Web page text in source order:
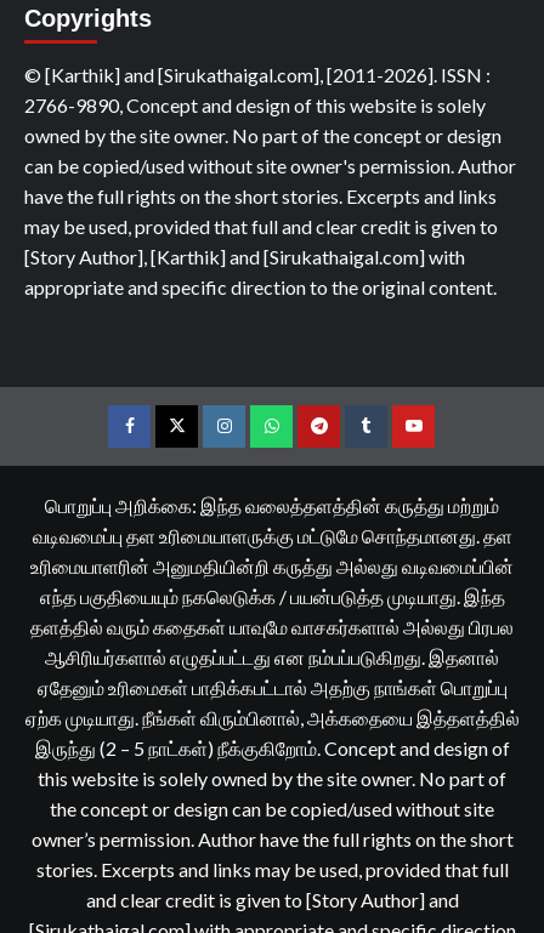
Copyrights
© [Karthik] and [Sirukathaigal.com], [2011-2026]. ISSN :
2766-9890, Concept and design of this website is solely
owned by the site owner. No part of the concept or design
can be copied/used without site owner's permission. Author
have the full rights on the short stories. Excerpts and links
may be used, provided that full and clear credit is given to
[Story Author], [Karthik] and [Sirukathaigal.com] with
appropriate and specific direction to the original content.
FacebookTwitterInstagramWhatsappTelegramTumblrYouTube
பொறுப்பு அறிக்கை: இந்த வலைத்தளத்தின் கருத்து மற்றும்
வடிவமைப்பு தள உரிமையாளருக்கு மட்டுமே சொந்தமானது. தள
உரிமையாளரின் அனுமதியின்றி கருத்து அல்லது வடிவமைப்பின்
எந்த பகுதியையும் நகலெடுக்க / பயன்படுத்த முடியாது. இந்த
தளத்தில் வரும் கதைகள் யாவுமே வாசகர்களால் அல்லது பிரபல
ஆசிரியர்களால் எழுதப்பட்டது என நம்பப்படுகிறது. இதனால்
ஏதேனும் உரிமைகள் பாதிக்கபட்டால் அதற்கு நாங்கள் பொறுப்பு
ஏற்க முடியாது. நீங்கள் விரும்பினால், அக்கதையை இத்தளத்தில்
இருந்து (2 – 5 நாட்கள்) நீக்குகிறோம். Concept and design of
this website is solely owned by the site owner. No part of
the concept or design can be copied/used without site
owner’s permission. Author have the full rights on the short
stories. Excerpts and links may be used, provided that full
and clear credit is given to [Story Author] and